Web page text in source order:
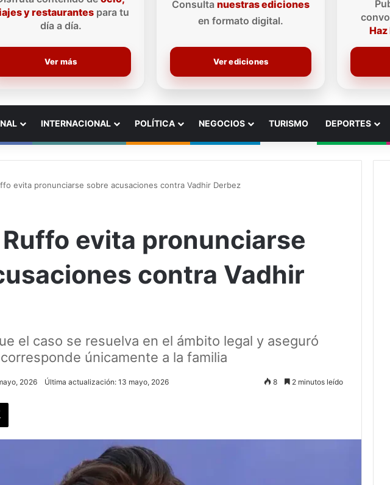
y restaurantespara tu
día a día.
Ver más
Consulta nuestras ediciones
en formato digital.
Ver ediciones
INTERNACIONAL POLÍTICA NEGOCIOS TURISMO DEPORTES
evita pronunciarse sobre acusaciones contra Vadhir Derbez
evita pronunciarse
contra Vadhir
el caso se resuelva en el ámbito legal y aseguró
únicamente a la familia
2026 Última actualización: 13 mayo, 2026 8 2 minutos leído
X